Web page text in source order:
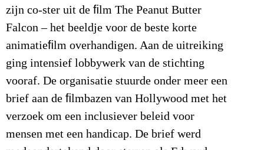
zijn co-ster uit de ﬁlm The Peanut Butter
Falcon – het beeldje voor de beste korte
animatieﬁlm overhandigen. Aan de uitreiking
ging intensief lobbywerk van de stichting
vooraf. De organisatie stuurde onder meer een
brief aan de ﬁlmbazen van Hollywood met het
verzoek om een inclusiever beleid voor
mensen met een handicap. De brief werd